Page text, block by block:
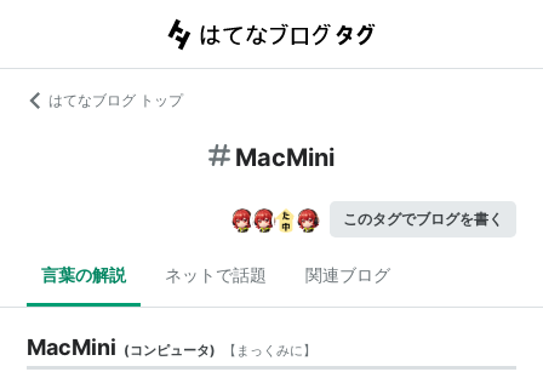
はてなブログ トップ
MacMini
このタグでブログを書く
言葉の解説 ネットで話題 関連ブログ
MacMini (コンピュータ) 【 まっくみに】